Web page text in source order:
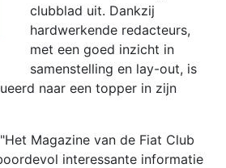
clubblad uit. Dankzij
hardwerkende redacteurs,
met een goed inzicht in
samenstelling en lay-out, is
naar een topper in zijn
Magazine van de Fiat Club
interessante informatie